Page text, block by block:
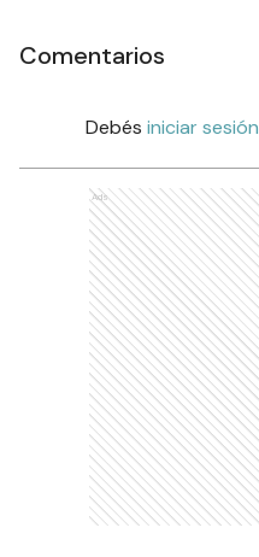
Comentarios
Debés iniciar sesión
Ads